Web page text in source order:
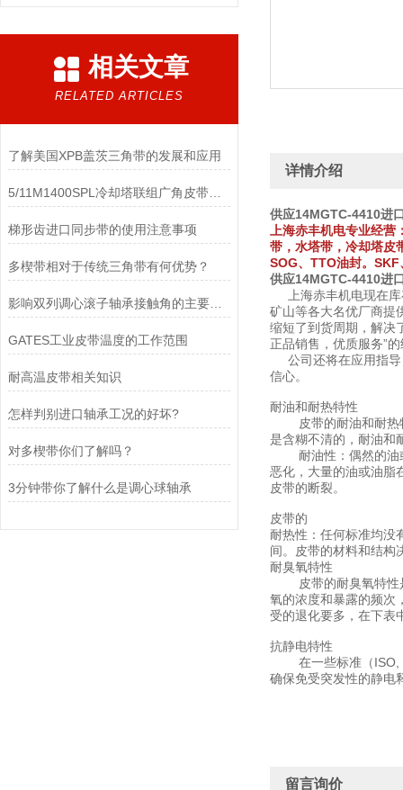
相关文章
RELATED ARTICLES
了解美国XPB盖茨三角带的发展和应用
梯形齿进口同步带的使用注意事项
多楔带相对于传统三角带有何优势？
影响双列调心滚子轴承接触角的主要加工因素有哪些？
GATES工业皮带温度的工作范围
耐高温皮带相关知识
怎样判别进口轴承工况的好坏?
对多楔带你们了解吗？
3分钟带你了解什么是调心球轴承
详情介绍
供应14MGTC-4410进
上海赤丰机电专业经
带，水塔带，冷却塔皮
SOG、TTO油封。
供应14MGTC-4410进
上海赤丰机电现在库
矿山等各大名优厂商提
缩短了到货周期，解决
正品销售，优质服务”
公司还将在应用指导
信心。
耐油和耐热特性
皮带的耐油和耐热特
是含糊不清的，耐油和
耐油性：偶然的油或
恶化，大量的油或油脂
皮带的断裂。
皮带的
耐热性：任何标准均
间。皮带的材料和结构
耐臭氧特性
皮带的耐臭氧特性是
氧的浓度和暴露的频次
受的退化要多，在下表
抗静电特性
在一些标准（ISO,
确保免受突发性的静电
留言询价